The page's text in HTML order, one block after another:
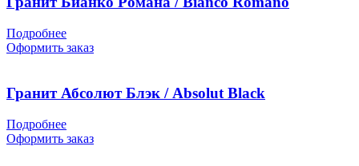
Подробнее
Оформить заказ
Гранит Абсолют Блэк / Absolut Black
Подробнее
Оформить заказ